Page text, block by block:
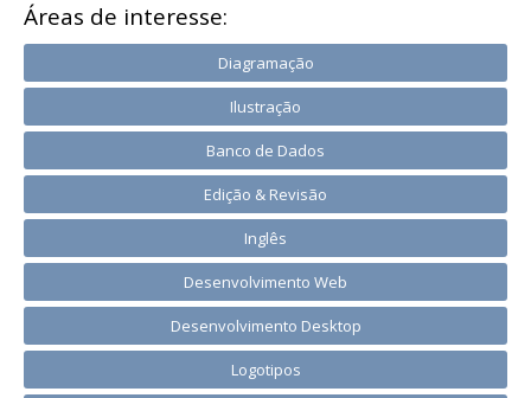
Áreas de interesse:
Diagramação
Ilustração
Banco de Dados
Edição & Revisão
Inglês
Desenvolvimento Web
Desenvolvimento Desktop
Logotipos